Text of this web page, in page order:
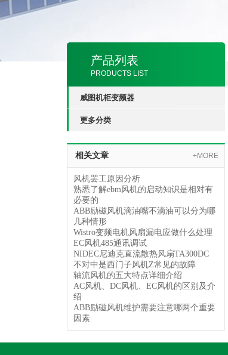
产品列表
PRODUCTS LIST
威图机柜变频器
更多分类
相关文章 +MORE
风机罢工原因分析
熟悉了解ebm风机的启动知识是相对有
必要的
ABB励磁风机滴油嘴不滴油可以分为哪
几种情形
Wistro变频电机风扇漏电应做什么处理
EC风机485通讯调试
NIDEC尼迪克直流散热风扇TA300DC
不对中是西门子风机Z常见的故障
轴流风机的五大特点详细介绍
AC风机、DC风机、EC风机的区别及介
绍
ABB励磁风机维护需要注意哪两个重要
因素